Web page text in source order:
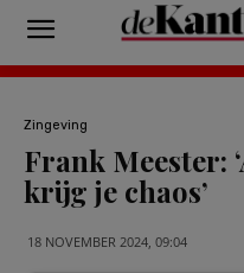
Zingeving
Frank Meester:
krijg je chaos’
18 NOVEMBER 2024, 09:04